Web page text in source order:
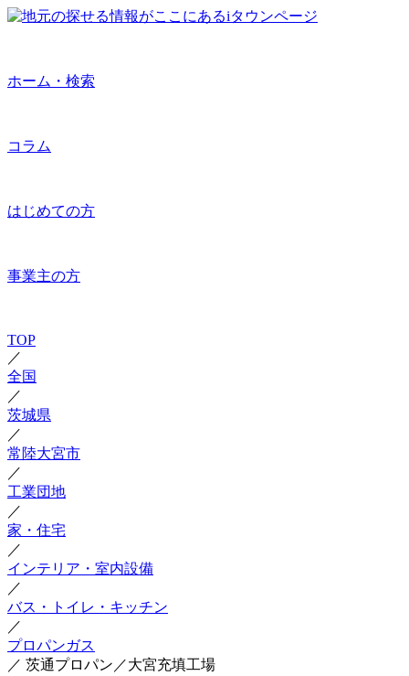
ホーム・検索
コラム
はじめての方
事業主の方
TOP
／
全国
／
茨城県
／
常陸大宮市
／
工業団地
／
家・住宅
／
インテリア・室内設備
／
バス・トイレ・キッチン
／
プロパンガス
／ 茨通プロパン／大宮充填工場